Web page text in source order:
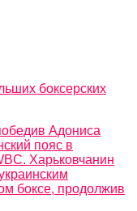
боксерских
Адониса
пояс в
Харьковчанин
боксе, продолжив